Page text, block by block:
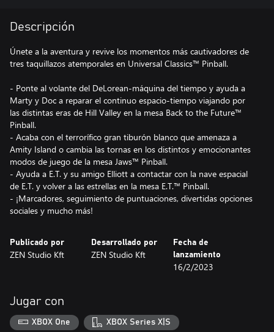
Descripción
Únete a la aventura y revive los momentos más cautivadores de
tres taquillazos atemporales en Universal Classics™ Pinball.
- Ponte al volante del DeLorean-máquina del tiempo y ayuda a
Marty y Doc a reparar el continuo espacio-tiempo viajando por
las distintas eras de Hill Valley en la mesa Back to the Future™
Pinball.
- Acaba con el terrorífico gran tiburón blanco que amenaza a
Amity Island o cambia las tornas en los distintos y emocionantes
modos de juego de la mesa Jaws™ Pinball.
- Ayuda a E.T. y su amigo Elliott a contactar con la nave espacial
de E.T. y volver a las estrellas en la mesa E.T.™ Pinball.
- ¡Marcadores, seguimiento de puntuaciones, divertidas opciones
sociales y mucho más!
Publicado por
ZEN Studio Kft
Desarrollado por
ZEN Studio Kft
Fecha de
lanzamiento
16/2/2023
Jugar con
XBOX One XBOX Series X|S